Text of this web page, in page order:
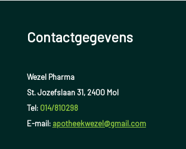
Contactgegevens
Wezel Pharma
St. Jozefslaan 31, 2400 Mol
Tel: 014/810298
E-mail: apotheekwezel@gmail.com